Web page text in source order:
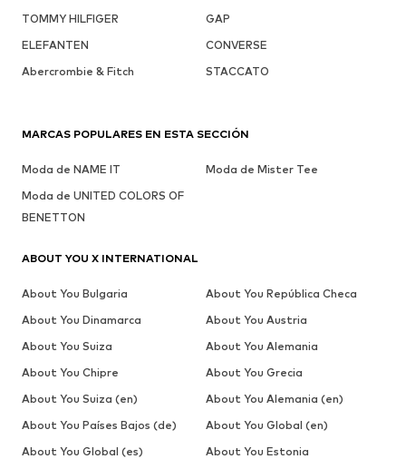
TOMMY HILFIGER
GAP
ELEFANTEN
CONVERSE
Abercrombie & Fitch
STACCATO
MARCAS POPULARES EN ESTA SECCIÓN
Moda de NAME IT
Moda de Mister Tee
Moda de UNITED COLORS OF
BENETTON
ABOUT YOU X INTERNATIONAL
About You Bulgaria
About You República Checa
About You Dinamarca
About You Austria
About You Suiza
About You Alemania
About You Chipre
About You Grecia
About You Suiza (en)
About You Alemania (en)
About You Países Bajos (de)
About You Global (en)
About You Global (es)
About You Estonia